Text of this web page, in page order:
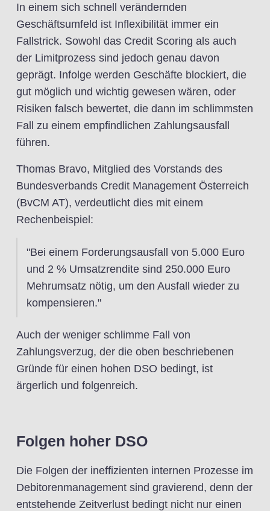
In einem sich schnell verändernden
Geschäftsumfeld ist Inflexibilität immer ein
Fallstrick. Sowohl das Credit Scoring als auch
der Limitprozess sind jedoch genau davon
geprägt. Infolge werden Geschäfte blockiert, die
gut möglich und wichtig gewesen wären, oder
Risiken falsch bewertet, die dann im schlimmsten
Fall zu einem empfindlichen Zahlungsausfall
führen.
Thomas Bravo, Mitglied des Vorstands des
Bundesverbands Credit Management Österreich
(BvCM AT), verdeutlicht dies mit einem
Rechenbeispiel:
"Bei einem Forderungsausfall von 5.000 Euro
und 2 % Umsatzrendite sind 250.000 Euro
Mehrumsatz nötig, um den Ausfall wieder zu
kompensieren."
Auch der weniger schlimme Fall von
Zahlungsverzug, der die oben beschriebenen
Gründe für einen hohen DSO bedingt, ist
ärgerlich und folgenreich.
Folgen hoher DSO
Die Folgen der ineffizienten internen Prozesse im
Debitorenmanagement sind gravierend, denn der
entstehende Zeitverlust bedingt nicht nur einen